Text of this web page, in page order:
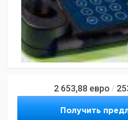
2 653,88 евро /
Получить